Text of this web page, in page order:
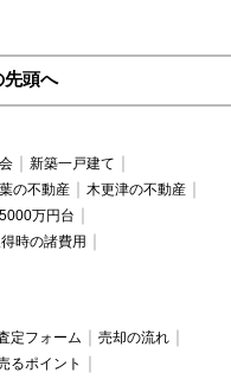
先頭へ
新築一戸建て
の不動産
木更津の不動産
5000万円台
時の諸費用
定フォーム
売却の流れ
るポイント